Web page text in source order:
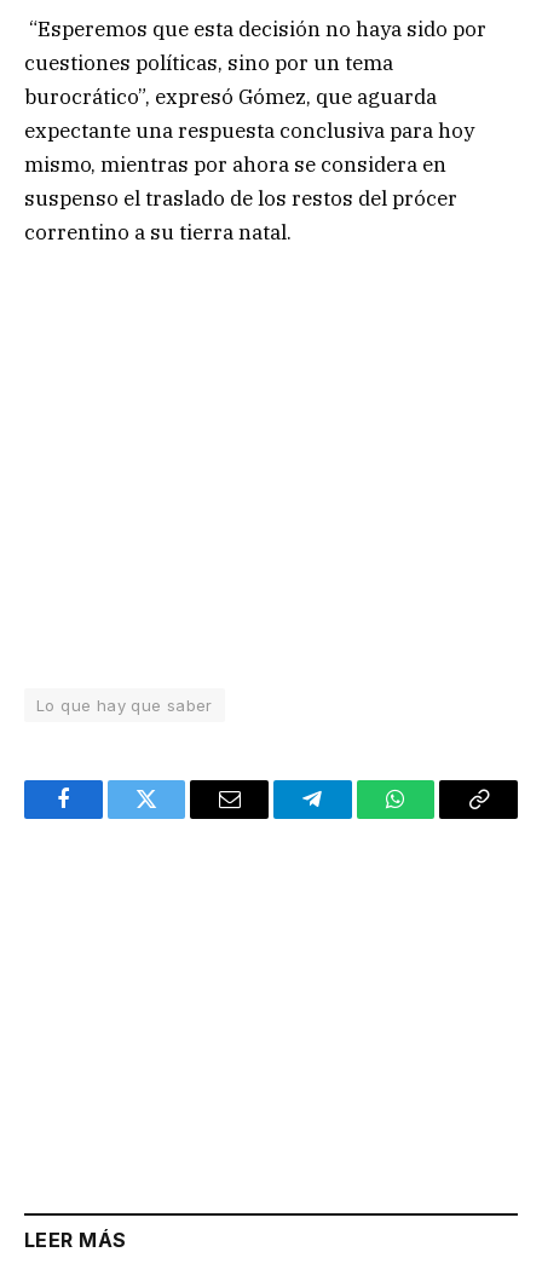
“Esperemos que esta decisión no haya sido por
cuestiones políticas, sino por un tema
burocrático”, expresó Gómez, que aguarda
expectante una respuesta conclusiva para hoy
mismo, mientras por ahora se considera en
suspenso el traslado de los restos del prócer
correntino a su tierra natal.
Lo que hay que saber
FacebookTwitter Email TelegramWhatsAppCopy
LEER MÁS